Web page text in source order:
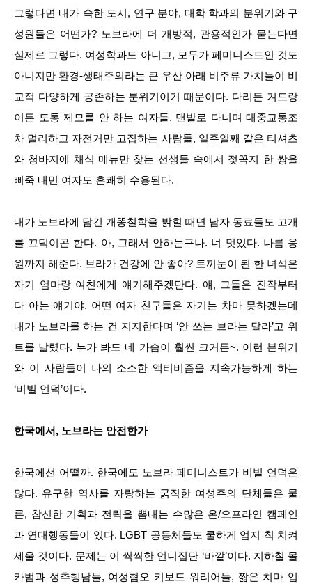
그렇다면 내가 속한 도시, 연구 분야, 대학 학과의 분위기와 구
성원들은 어떤가? 노브라에 더 개방적, 관용적인가 묻는다면
실제로 그렇다. 여성학과도 아니고, 모두가 페미니스트인 것도
아니지만 환경-생태주의라는 큰 우산 아래 비주류 가치들이 비
교적 다양하게 공존하는 분위기이기 때문이다. 다리든 겨드랑
이든 도통 제모를 안 하는 여자들, 맨발로 다니며 대중교통조
차 멀리하고 자전거만 고집하는 사람들, 일주일째 같은 티셔츠
와 청바지에 채식 메뉴만 찾는 선생들 속에서 젖꼭지 한 쌍을
삐죽 내민 여자도 흔쾌히 수용된다.
내가 노브라에 담긴 개똥철학을 밝힐 때면 남자 동료들도 고개
를 끄덕이곤 한다. 아, 그래서 안하는구나. 너 멋있다. 나름 응
원까지 해준다. 브라가 건강에 안 좋아? 토끼눈이 된 한 녀석은
자기 엄마랑 여친에게 얘기해주겠단다. 얘, 그들은 진작부터
다 아는 얘기야. 어떤 여자 친구들은 자기는 차마 못하겠는데
내가 노브라를 하는 건 지지한다며 ‘안 쓰는 브라는 달라’고 위
트를 날렸다. 누가 봐도 네 가슴이 훨씬 크거든~. 이런 분위기
와 이 사람들이 나의 소소한 액티비즘을 지속가능하게 하는
‘비빌 언덕’이다.
한국에서, 노브라는 안전한가
한국에선 어떨까. 한국에도 노브라 페미니스트가 비빌 언덕은
많다. 유구한 역사를 자랑하는 굵직한 여성주의 단체들은 물
론, 참신한 기획과 전략을 뽐내는 수많은 온/오프라인 캠페인
과 연대행동들이 있다. LGBT 공동체들도 쿨하게 엄지 척 치켜
세울 것이다. 문제는 이 씩씩한 언니집단 ‘바깥’이다. 지하철 몰
카범과 성추행남들, 여성혐오 키보드 워리어들, 짧은 치마 입